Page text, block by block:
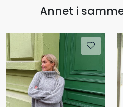
Annet i